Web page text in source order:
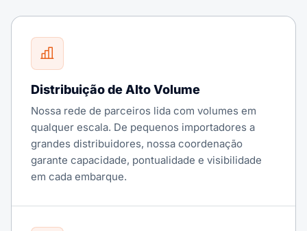
Distribuição de Alto Volume
Nossa rede de parceiros lida com volumes em
qualquer escala. De pequenos importadores a
grandes distribuidores, nossa coordenação
garante capacidade, pontualidade e visibilidade
em cada embarque.